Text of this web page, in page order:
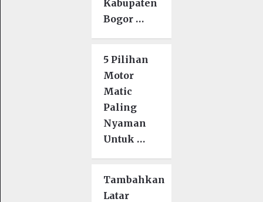
Kabupaten
Bogor …
5 Pilihan
Motor
Matic
Paling
Nyaman
Untuk …
Tambahkan
Latar